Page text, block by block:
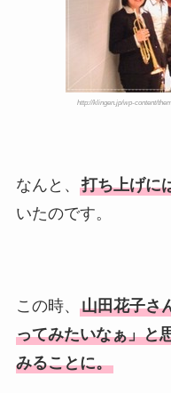
http://klingen.jp/wp-content/
なんと、 打ち上げに
いたのです。
この時、 山田花子さ
ってみたいなぁ」と
みることに。